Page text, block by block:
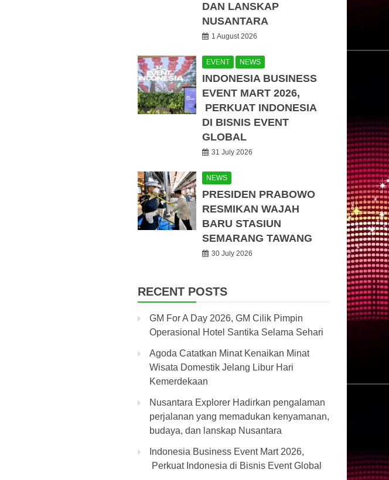
DAN LANSKAP
NUSANTARA
1 August 2026
EVENT NEWS
INDONESIA BUSINESS
EVENT MART 2026,
PERKUAT INDONESIA
DI BISNIS EVENT
GLOBAL
31 July 2026
NEWS
PRESIDEN PRABOWO
RESMIKAN WAJAH
BARU STASIUN
SEMARANG TAWANG
30 July 2026
RECENT POSTS
GM For A Day 2026, GM Cilik Pimpin
Operasional Hotel Santika Selama Sehari
Agoda Catatkan Minat Kenaikan Minat
Wisata Domestik Jelang Libur Hari
Kemerdekaan
Nusantara Explorer Hadirkan pengalaman
perjalanan yang memadukan kenyamanan,
budaya, dan lanskap Nusantara
Indonesia Business Event Mart 2026,
Perkuat Indonesia di Bisnis Event Global